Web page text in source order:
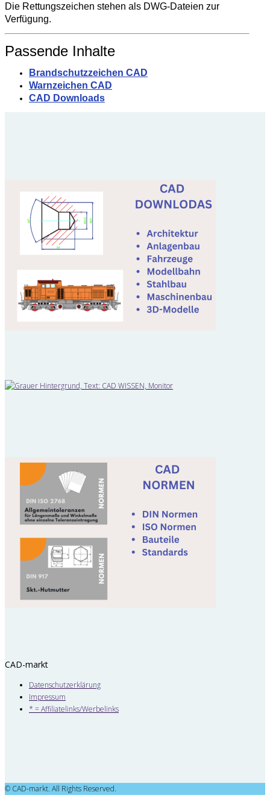
Die Rettungszeichen stehen als DWG-Dateien zur
Verfügung.
Passende Inhalte
Brandschutzzeichen CAD
Warnzeichen CAD
CAD Downloads
CAD-markt
Datenschutzerklärung
Impressum
* = Affiliatelinks/Werbelinks
© CAD-markt. All Rights Reserved.